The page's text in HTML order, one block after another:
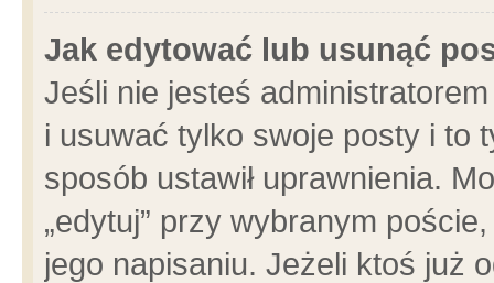
Jak edytować lub usunąć
Jeśli nie jesteś
i usuwać tylko swoje posty i to
sposób ustawił uprawnienia.
„edytuj” przy wybranym
jego napisaniu. Jeżeli ktoś już